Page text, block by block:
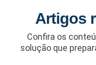
Artigos
Confira os
solução que